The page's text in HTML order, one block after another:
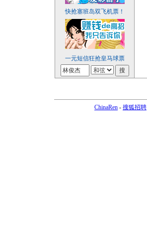
快抢塞班岛双飞机票！
一元短信狂抢皇马球票
ChinaRen - 搜狐招聘